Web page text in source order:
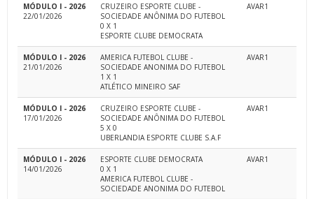
MÓDULO I - 2026
22/01/2026
CRUZEIRO ESPORTE CLUBE -
SOCIEDADE ANÔNIMA DO FUTEBOL
0 X 1
ESPORTE CLUBE DEMOCRATA
AVAR1
MÓDULO I - 2026
21/01/2026
AMERICA FUTEBOL CLUBE -
SOCIEDADE ANONIMA DO FUTEBOL
1 X 1
ATLÉTICO MINEIRO SAF
AVAR1
MÓDULO I - 2026
17/01/2026
CRUZEIRO ESPORTE CLUBE -
SOCIEDADE ANÔNIMA DO FUTEBOL
5 X 0
UBERLANDIA ESPORTE CLUBE S.A.F
AVAR1
MÓDULO I - 2026
14/01/2026
ESPORTE CLUBE DEMOCRATA
0 X 1
AMERICA FUTEBOL CLUBE -
SOCIEDADE ANONIMA DO FUTEBOL
AVAR1